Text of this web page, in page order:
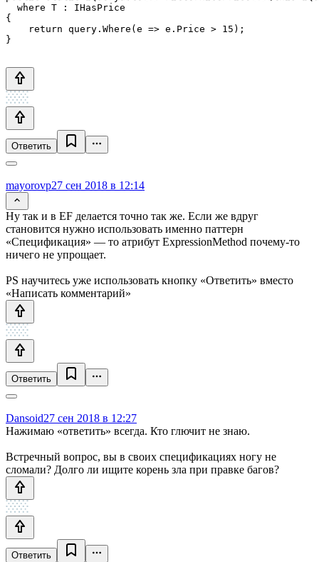
  where T : IHasPrice
{
    return query.Where(e => e.Price > 15);
}
Ответить
mayorovp27 сен 2018 в 12:14
Ну так и в EF делается точно так же. Если же вдруг
становится нужно использовать именно паттерн
«Спецификация» — то атрибут ExpressionMethod почему-то
ничего не упрощает.
PS научитесь уже использовать кнопку «Ответить» вместо
«Написать комментарий»
Ответить
Dansoid27 сен 2018 в 12:27
Нажимаю «ответить» всегда. Кто глючит не знаю.
Встречный вопрос, вы в своих спецификациях ногу не
сломали? Долго ли ищите корень зла при правке багов?
Ответить